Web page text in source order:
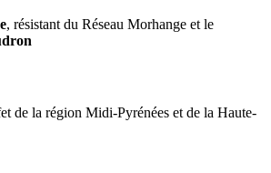
, résistant du Réseau Morhange et le
de la région Midi-Pyrénées et de la Haute-